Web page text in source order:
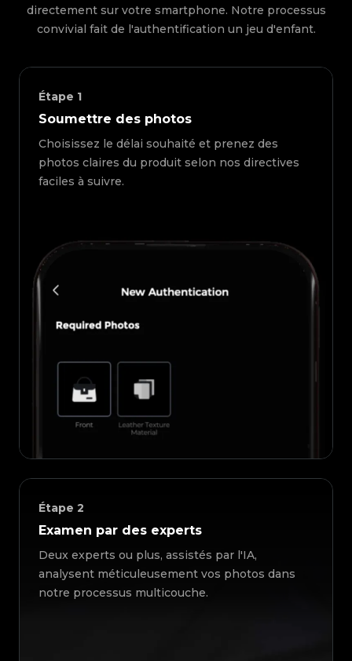
directement sur votre smartphone. Notre processus
convivial fait de l'authentification un jeu d'enfant.
Étape 1
Soumettre des photos
Choisissez le délai souhaité et prenez des
photos claires du produit selon nos directives
faciles à suivre.
Étape 2
Examen par des experts
Deux experts ou plus, assistés par l'IA,
analysent méticuleusement vos photos dans
notre processus multicouche.